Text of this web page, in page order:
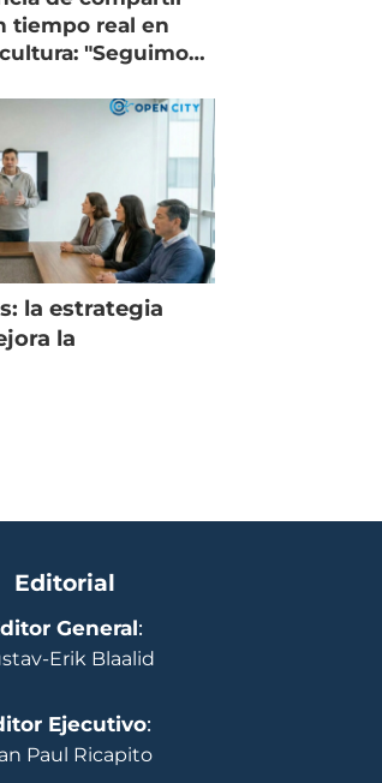
tiempo real en
"Seguimos
la estrategia
la
Editorial
General:
Erik Blaalid
Ejecutivo:
Paul Ricapito